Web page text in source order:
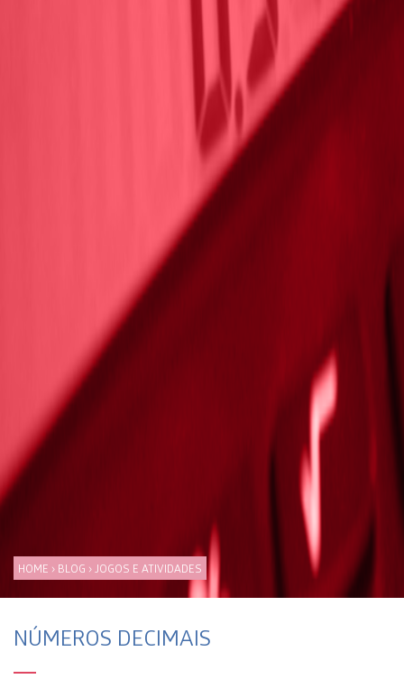
HOME › BLOG ›JOGOS E ATIVIDADES
NÚMEROS DECIMAIS